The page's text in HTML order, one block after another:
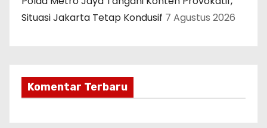
Situasi Jakarta Tetap Kondusif 7 Agustus 2026
Komentar Terbaru